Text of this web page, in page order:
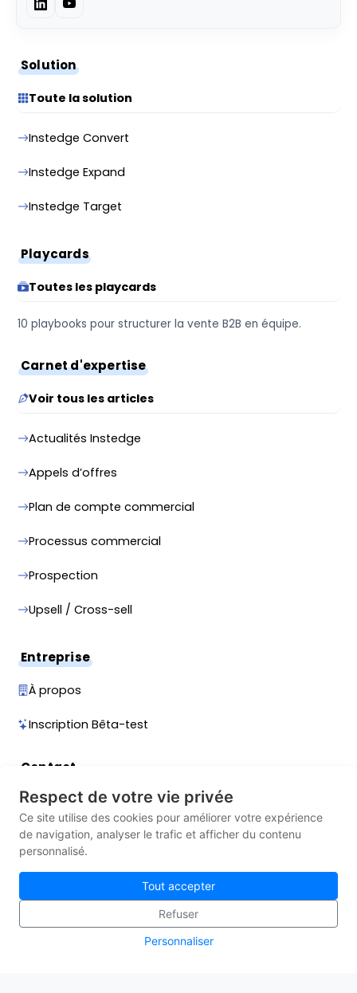
Respect de votre vie privée
Ce site utilise des cookies pour améliorer votre expérience
de navigation, analyser le trafic et afficher du contenu
personnalisé.
Tout accepter
Refuser
Personnaliser
Solution
Toute la solution
Instedge Convert
Instedge Expand
Instedge Target
Playcards
Toutes les playcards
10 playbooks pour structurer la vente B2B en équipe.
Carnet d'expertise
Voir tous les articles
Actualités Instedge
Appels d’offres
Plan de compte commercial
Processus commercial
Prospection
Upsell / Cross-sell
Entreprise
À propos
Inscription Bêta-test
Contact
Contact
Planifier une démonstration
Afficher le numéro
Politique de confidentialité